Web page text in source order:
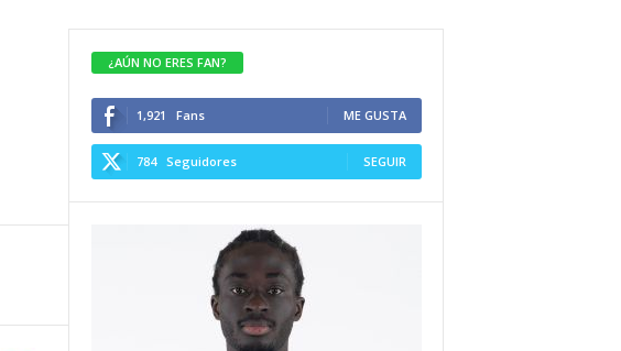
¿AÚN NO ERES FAN?
1,921 Fans ME GUSTA
784 Seguidores SEGUIR